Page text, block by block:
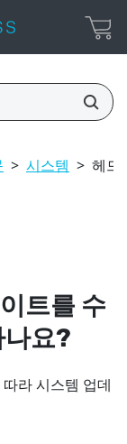
> 시스템 > 헤드
트를 수
나요?
라 시스템 업데